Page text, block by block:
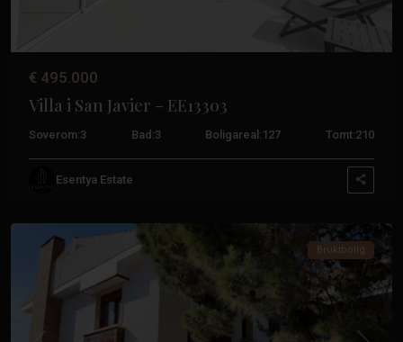
€ 495.000
Villa i San Javier – EE13303
Soverom:3 Bad:3 Boligareal: 127 Tomt:210
Esentya Estate
Ribera,
San
Santiago
de
la
Bruktbolig